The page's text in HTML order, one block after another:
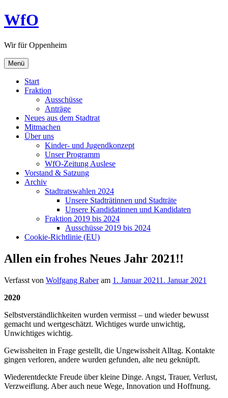
Zum
Inhalt
WfO
Wir für Oppenheim
Menü
Start
Fraktion
Ausschüsse
Anträge
Neues aus dem Stadtrat
Mitmachen
Über uns
Kinder- und Jugendkonzept
Unser Programm
WfO-Zeitung Auslese
Vorstand & Satzung
Archiv
Stadtratswahlen 2024
Unsere Stadträtinnen und Stadträte
Unsere Kandidatinnen und Kandidaten
Fraktion 2019 bis 2024
Ausschüsse 2019 bis 2024
Cookie-Richtlinie (EU)
Allen ein frohes Neues Jahr 2021!!
Verfasst von Wolfgang Raber am 1. Januar 20211. Januar 2021
2020
Selbstverständlichkeiten wurden vermisst – und wieder bewusst
gemacht und wertgeschätzt. Wichtiges wurde unwichtig,
Unwichtiges wichtig.
Gewissheiten in Frage gestellt, die Ungewissheit Alltag. Kontakte
gingen verloren, andere wurden gefunden, alte neu geknüpft.
Wiederentdeckte Freude über kleine Dinge. Angst, Trauer, Verlust,
Verzweiflung. Aber auch neue Wege, Innovation und Hoffnung.